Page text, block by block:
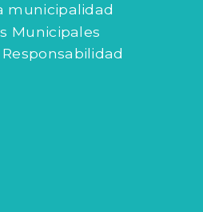
municipalidad
Municipales